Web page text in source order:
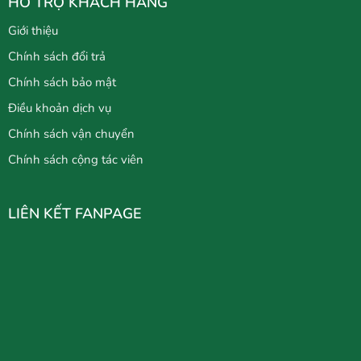
Giới thiệu
Chính sách đổi trả
Chính sách bảo mật
Điều khoản dịch vụ
Chính sách vận chuyển
Chính sách cộng tác viên
LIÊN KẾT FANPAGE